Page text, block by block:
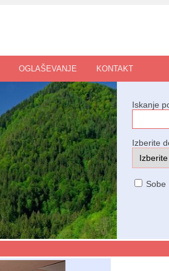
OGLAŠEVANJE KONTAKT
Iskanje
Izberite
Sobe